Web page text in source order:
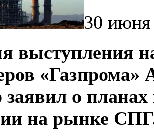
30 июня
выступления
«Газпрома»
о
на рынке